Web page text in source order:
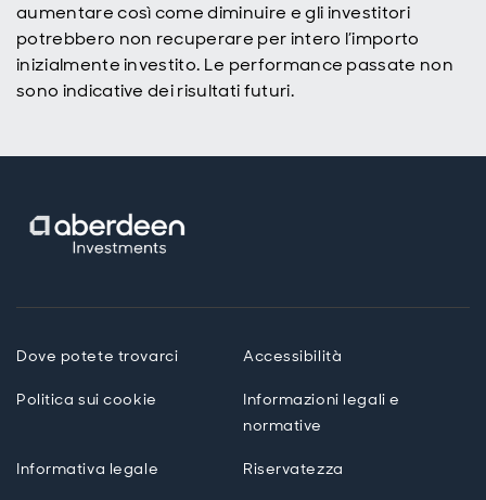
aumentare così come diminuire e gli investitori
potrebbero non recuperare per intero l’importo
inizialmente investito. Le performance passate non
sono indicative dei risultati futuri.
Dove potete trovarci Accessibilità
Politica sui cookie
Informazioni legali e
normative
Informativa legale Riservatezza